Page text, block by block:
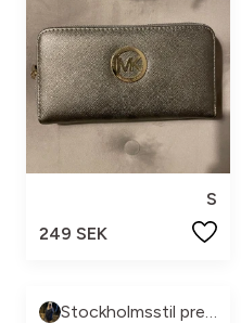
S
249 SEK
Stockholmsstil pre-loved🩷